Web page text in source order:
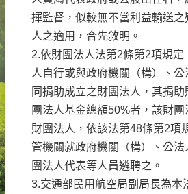
揮監督，似較無不當利益輸送之
人之適用，合先敘明。
2.依財團法人法第2條第2項規定
人自行或與政府機關（構）、
同捐助成立之財團法人，其捐
團法人基金總額50%者，該財
財團法人，依該法第48條第2項
管機關就政府機關（構）、公
團法人代表等人員遴聘之。
3.交通部民用航空局副局長為本